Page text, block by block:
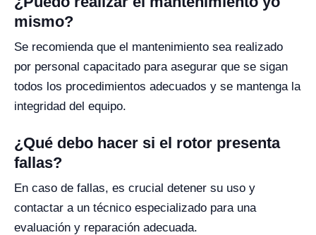
mismo?
Se recomienda que el mantenimiento sea realizado
por personal capacitado para asegurar que se sigan
todos los procedimientos adecuados y se mantenga la
integridad del equipo.
¿Qué debo hacer si el rotor presenta
fallas?
En caso de fallas, es crucial detener su uso y
contactar a un técnico especializado para una
evaluación y reparación adecuada.